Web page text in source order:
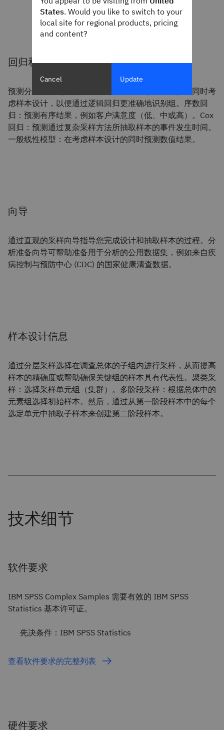
回归和一般线性模型
预测分类结果（例如，谁最有可能购买您的产品），同时考
虑样本设计，以便通过逻辑回归更准确地识别组。序数回
归：预测有序结果，例如客户满意度（低、中或高）。Cox
回归：预测通过复杂采样方法所抽取样本的事件发生时间。
一般线性模型：在考虑样本设计的同时预测数值结果。
向导
通过直观的采样向导指导您完成设计和抽取样本的过程。分
析准备向导可帮助准备用于分析的公用数据集，例如来自疾
病控制与预防中心 (CDC) 的国家健康清查数据。
样本设计信息
通过分层采样选择在调查总体的子组内进行采样，从而提高
样本的精确度或帮助确保关键组的样本具有代表性。聚类采
样：选择采样单元组（集群）。多阶段采样：根据总体中的
元素组选择初始样本。然后，通过从第一阶段样本中的每个
选定单元中抽取子样本来创建第二阶段样本。
软件要求
IBM SPSS Complex Samples 需要有效的 IBM SPSS
Statistics 基本许可证。
先决条件：IBM SPSS Statistics
查看软件要求的完整列表
硬件要求
States. Would you like to switch to your
local site for regional products, pricing
and content?
Cancel Update